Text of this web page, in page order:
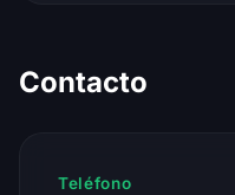
Contacto
Teléfono